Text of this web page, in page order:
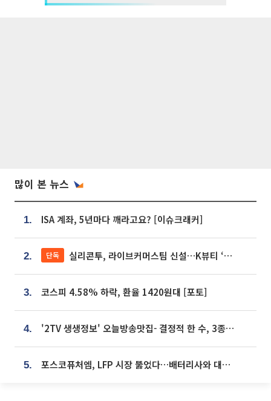
많이 본 뉴스
1. ISA 계좌, 5년마다 깨라고요? [이슈크래커]
2. 단독 실리콘투, 라이브커머스팀 신설…K뷰티 ‘글로벌 판매망’ 확대[K뷰티 라방戰]
3. 코스피 4.58% 하락, 환율 1420원대 [포토]
4. '2TV 생생정보' 오늘방송맛집- 결정적 한 수, 3종 메밀면! 메밀 소바 맛집 '의○○○○'
5. 포스코퓨처엠, LFP 시장 뚫었다…배터리사와 대규모 장기 공급 합의